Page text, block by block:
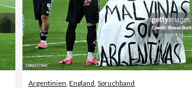
Argentinien ,England ,Spruchband